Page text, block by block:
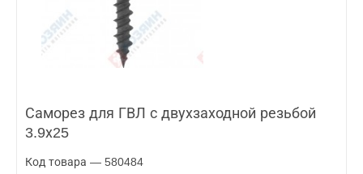
Саморез для ГВЛ с двухзаходной резьбой
3.9х25
Код товара — 580484